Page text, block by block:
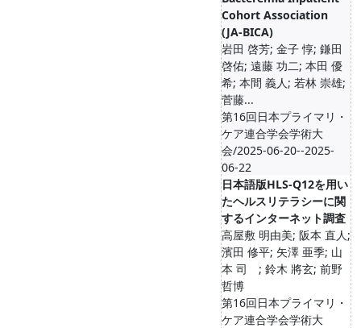
Cohort Association
(JA-BICA)
岩田 啓芳; 金子 惇; 鎌田
啓佑; 遠藤 功二; 本田 優
希; 本間 義人; 若林 崇雄;
菅藤...
第16回日本プライマリ・
ケア連合学会学術大
会/2025-06-20--2025-
06-22
日本語版HLS-Q12を用い
たヘルスリテラシーに関
するインターネット調査
高屋敷 明由美; 阪本 直人;
濱田 修平; 矢澤 亜季; 山
本 司 ; 鈴木 將玄; 前野
哲博
第16回日本プライマリ・
ケア連合学会学術大